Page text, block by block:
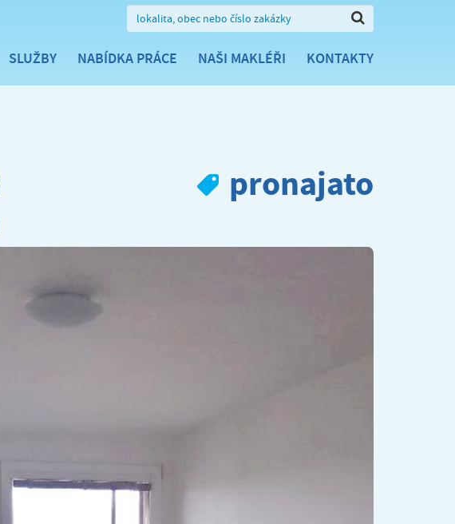
SLUŽBY NABÍDKA PRÁCE NAŠI MAKLÉŘI KONTAKTY
pronajato